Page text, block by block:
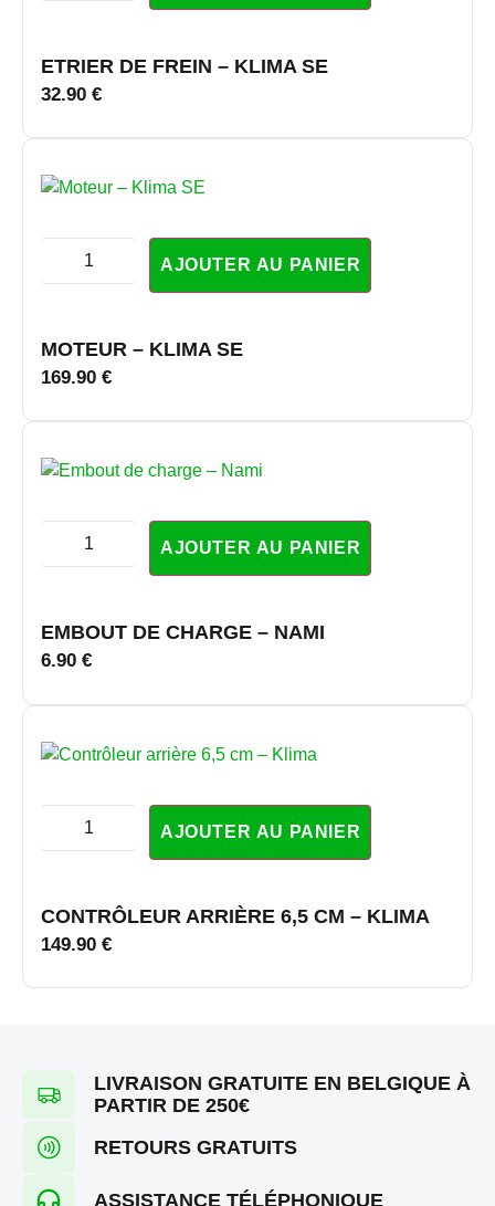
ETRIER DE FREIN – KLIMA SE
32.90 €
AJOUTER AU PANIER
MOTEUR – KLIMA SE
169.90 €
AJOUTER AU PANIER
EMBOUT DE CHARGE – NAMI
6.90 €
AJOUTER AU PANIER
CONTRÔLEUR ARRIÈRE 6,5 CM – KLIMA
149.90 €
LIVRAISON GRATUITE EN BELGIQUE À
PARTIR DE 250€
RETOURS GRATUITS
ASSISTANCE TÉLÉPHONIQUE